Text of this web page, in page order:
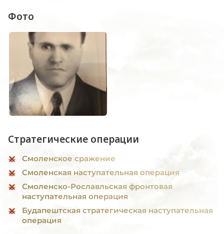
Фото
Стратегические операции
Смоленское сражение
Смоленская наступательная операция
Смоленско-Рославльская фронтовая
наступательная операция
Будапештская стратегическая наступательная
операция